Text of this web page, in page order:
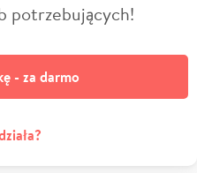
potrzebujących!
- za darmo